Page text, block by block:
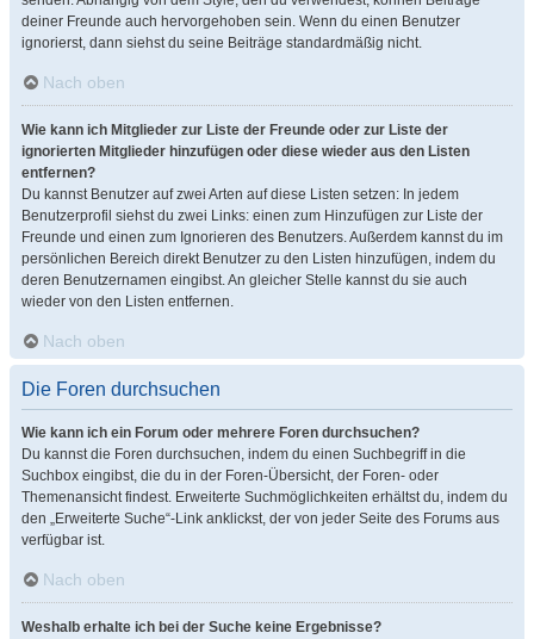
deiner Freunde auch hervorgehoben sein. Wenn du einen Benutzer
ignorierst, dann siehst du seine Beiträge standardmäßig nicht.
Nach oben
Wie kann ich Mitglieder zur Liste der Freunde oder zur Liste der
ignorierten Mitglieder hinzufügen oder diese wieder aus den Listen
entfernen?
Du kannst Benutzer auf zwei Arten auf diese Listen setzen: In jedem
Benutzerprofil siehst du zwei Links: einen zum Hinzufügen zur Liste der
Freunde und einen zum Ignorieren des Benutzers. Außerdem kannst du im
persönlichen Bereich direkt Benutzer zu den Listen hinzufügen, indem du
deren Benutzernamen eingibst. An gleicher Stelle kannst du sie auch
wieder von den Listen entfernen.
Nach oben
Die Foren durchsuchen
Wie kann ich ein Forum oder mehrere Foren durchsuchen?
Du kannst die Foren durchsuchen, indem du einen Suchbegriff in die
Suchbox eingibst, die du in der Foren-Übersicht, der Foren- oder
Themenansicht findest. Erweiterte Suchmöglichkeiten erhältst du, indem du
den „Erweiterte Suche“-Link anklickst, der von jeder Seite des Forums aus
verfügbar ist.
Nach oben
Weshalb erhalte ich bei der Suche keine Ergebnisse?